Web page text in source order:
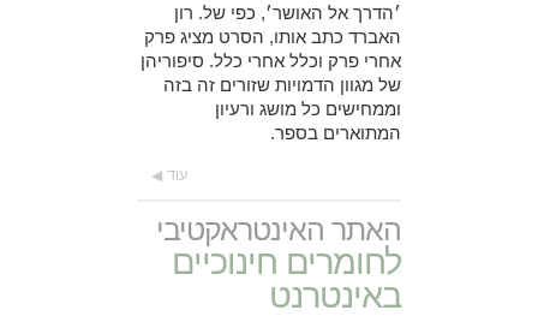
׳הדרך אל האושר׳, כפי של. רון
האברד כתב אותו, הסרט מציג פרק
אחרי פרק וכלל אחרי כלל. סיפוריהן
של מגוון הדמויות שזורים זה בזה
וממחישים כל מושג ורעיון
המתוארים בספר.
עוד
האתר האינטראקטיבי
לחומרים חינוכיים
באינטרנט